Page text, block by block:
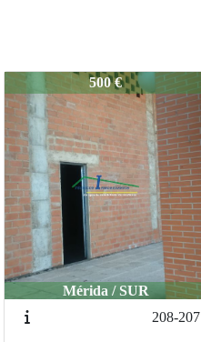
79-1006 500 €
Mérida / SUR
208-207